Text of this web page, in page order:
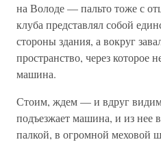
на Володе — пальто тоже с
клуба представлял собой
стороны здания, а вокруг
пространство, через которое
машина.
Стоим, ждем — и вдруг
подъезжает машина, и из нее
палкой, в огромной меховой